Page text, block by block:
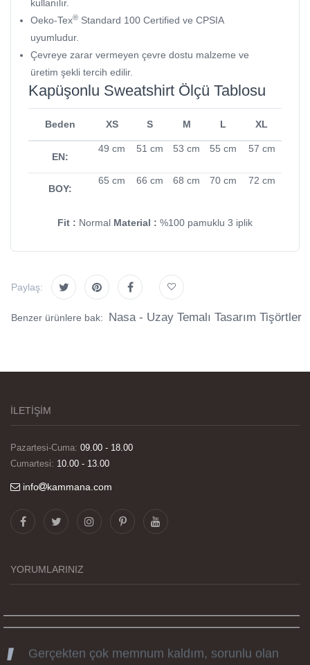
kullanılır.
Oeko-Tex® Standard 100 Certified ve CPSIA
uyumludur.
Çevreye zarar vermeyen çevre dostu malzeme ve
üretim şekli tercih edilir.
Kapüşonlu Sweatshirt Ölçü Tablosu
Beden XS S M L XL
EN:
49 cm 51 cm 53 cm 55 cm 57 cm
BOY:
65 cm 66 cm 68 cm 70 cm 72 cm
Fit : Normal Material : %100 pamuklu 3 iplik
Paylaş:
Benzer ürünlere bak: Nasa - Uzay Temalı Tasarım Tişörtler
İLETİŞİM
Pazartesi-Cuma: 09.00 - 18.00
Cumartesi: 10.00 - 13.00
info kammana.com
YORUMLARINIZ
Görselleri ve baskı kalitesi harika. Övünç Bey'in
tüm süreçteki desteği ile siparislerim kısa
günü hediyesi oldu. Kammana ailesine tüm
emekleri icin sonsuz teşekkürler.
Gerçekten çok memnum kaldım, sorunlu olan